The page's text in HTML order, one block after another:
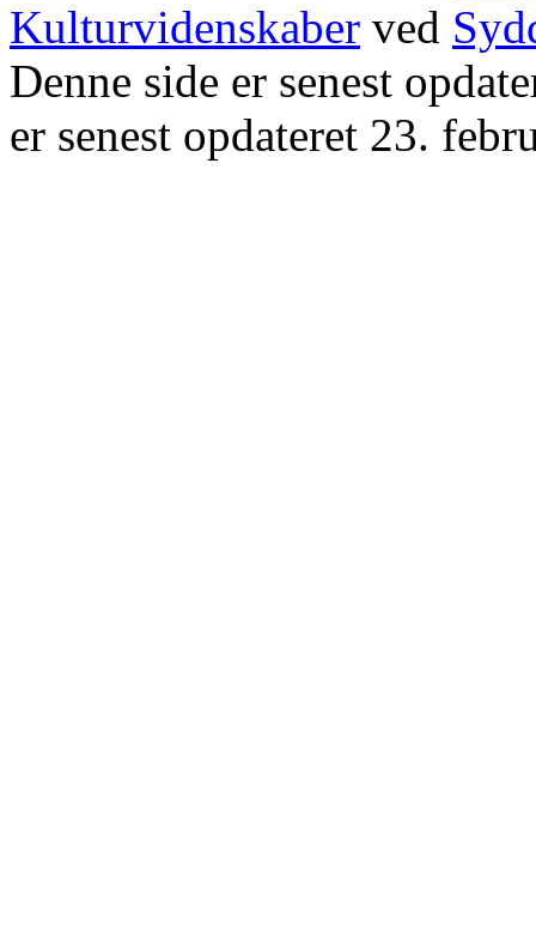
Kulturvidenskaber ved
Denne side er senest
er senest opdateret 23.